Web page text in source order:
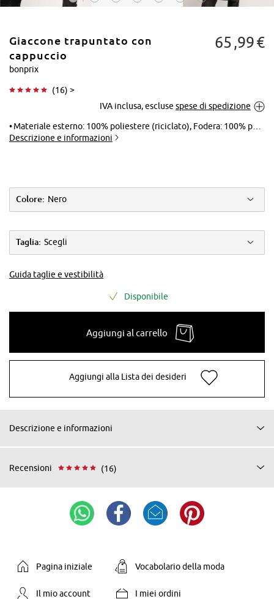
ingrandire
Giaccone trapuntato con
cappuccio
bonprix
(16) >
65 99€
IVA inclusa, escluse spese di spedizione
Materiale esterno: 100% poliestere (riciclato), Fodera: 100% poliestere (riciclato), Materiale per imbottitura: 100% poliestere (riciclato), Fascette: 100% poliestere
Descrizione e informazioni
Colore: Nero
Taglia: Scegli
Guida taglie e vestibilità
Disponibile
Aggiungi al carrello
Aggiungi alla Lista dei desideri
Descrizione e informazioni
Recensioni (16)
Pagina iniziale Vocabolario della moda
Il mio account I miei ordini